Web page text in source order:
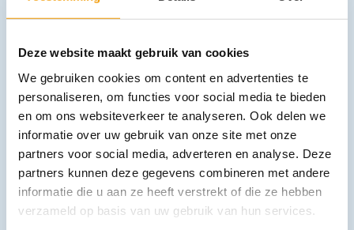
Deze website maakt gebruik van cookies
We gebruiken cookies om content en advertenties te
personaliseren, om functies voor social media te bieden
en om ons websiteverkeer te analyseren. Ook delen we
informatie over uw gebruik van onze site met onze
partners voor social media, adverteren en analyse. Deze
partners kunnen deze gegevens combineren met andere
informatie die u aan ze heeft verstrekt of die ze hebben
verzameld op basis van uw gebruik van hun services.
AmbuMan Wireless renimatiepop - Next Generation-Torso
€3.279,10 incl. btw
2710 excl. btw
In winkelwagen
Leverbaar